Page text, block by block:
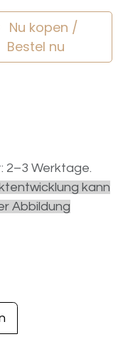
Nu kopen /
Bestel nu
2–3 Werktage.
kann
Abbildung